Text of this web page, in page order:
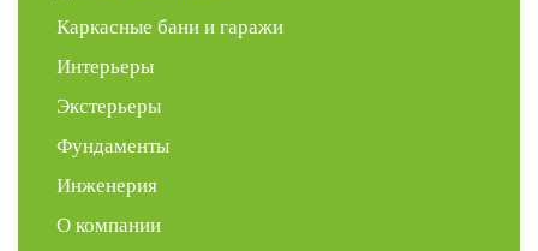
Каркасные бани и гаражи
Интерьеры
Экстерьеры
Фундаменты
Инженерия
О компании